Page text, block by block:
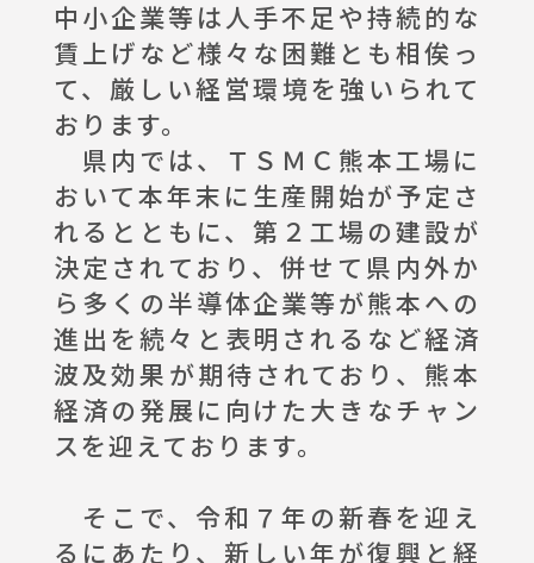
中小企業等は人手不足や持続的な
賃上げなど様々な困難とも相俟っ
て、厳しい経営環境を強いられて
おります。
県内では、ＴＳＭＣ熊本工場に
おいて本年末に生産開始が予定さ
れるとともに、第２工場の建設が
決定されており、併せて県内外か
ら多くの半導体企業等が熊本への
進出を続々と表明されるなど経済
波及効果が期待されており、熊本
経済の発展に向けた大きなチャン
スを迎えております。
そこで、令和７年の新春を迎え
るにあたり、新しい年が復興と経